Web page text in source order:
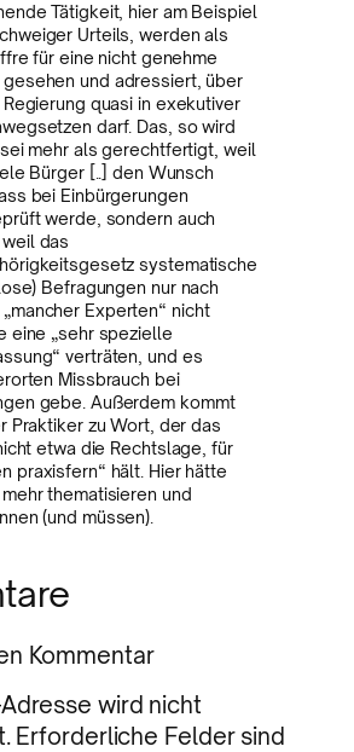
Tätigkeit, hier am Beispiel
Urteils, werden als
für eine nicht genehme
und adressiert, über
quasi in exekutiver
darf. Das, so wird
mehr als gerechtfertigt, weil
Bürger [..] den Wunsch
bei Einbürgerungen
werde, sondern auch
das
systematische
Befragungen nur nach
Experten“ nicht
eine „sehr spezielle
verträten, und es
Missbrauch bei
gebe. Außerdem kommt
Praktiker zu Wort, der das
etwa die Rechtslage, für
praxisfern“ hält. Hier hätte
thematisieren und
(und müssen).
Kommentar
wird nicht
Erforderliche Felder sind